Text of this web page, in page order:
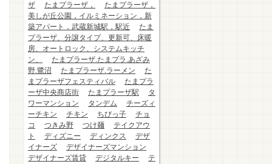
ザ
たまプラーザ，
たまプラーザ，
美しが丘公園，イルミネーション，新
築アパート，武蔵新城駅，駅近
たま
プラーザ、分譲タイプ、更新可、床暖
房、オートロック、システムキッチ
ン、
たまプラーザ.たまプラ.あざみ
野.鷺沼
たまプラーザ.ラーメン
た
まプラーザフェスティバル
たまプラ
ーザ中央商店街
たまプラーザ駅
タ
ワーマンション
タンデム
チーズィ
ーチキン
チキン ちびっ子
チョ
コ
つきみ野 つけ麺
テイクアウ
ト
ディズニー ディンクス
デザ
イナーズ
デザイナーズマンション
デザイナーズ賃貸
デジタルキー
テ